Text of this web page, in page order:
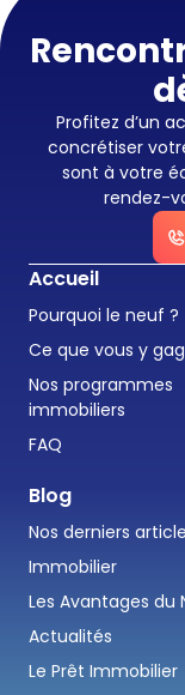
Profitez d’un
concrétiser
sont à votre
rendez-
Accueil
Pourquoi le neuf ?
Ce que vous y
Nos programmes
immobiliers
FAQ
Blog
Nos derniers
Immobilier
Les Avantages du
Actualités
Le Prêt Immobilier